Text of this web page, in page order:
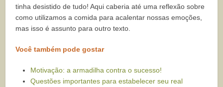
tinha desistido de tudo! Aqui caberia até uma reflexão sobre
como utilizamos a comida para acalentar nossas emoções,
mas isso é assunto para outro texto.
Você também pode gostar
Motivação: a armadilha contra o sucesso!
Questões importantes para estabelecer seu real